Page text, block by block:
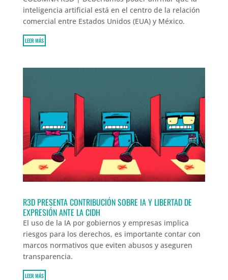
inteligencia artificial está en el centro de la relación
comercial entre Estados Unidos (EUA) y México.
LEER MÁS
R3D PRESENTA CONTRIBUCIÓN SOBRE IA Y LIBERTAD DE
EXPRESIÓN ANTE LA CIDH
El uso de la IA por gobiernos y empresas implica
riesgos para los derechos, es importante contar con
marcos normativos que eviten abusos y aseguren
transparencia.
LEER MÁS